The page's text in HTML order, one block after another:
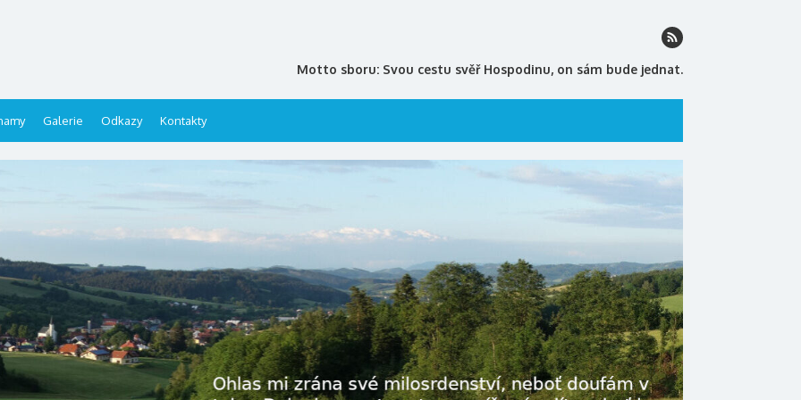
Motto sboru: Svou cestu svěř Hospodinu, on sám bude jednat.
Galerie Odkazy Kontakty